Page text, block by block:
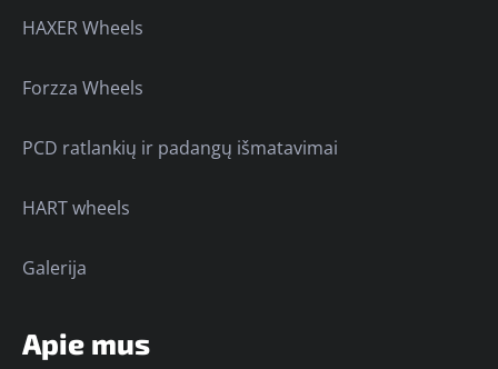
HAXER Wheels
Forzza Wheels
PCD ratlankių ir padangų išmatavimai
HART wheels
Galerija
Apie mus